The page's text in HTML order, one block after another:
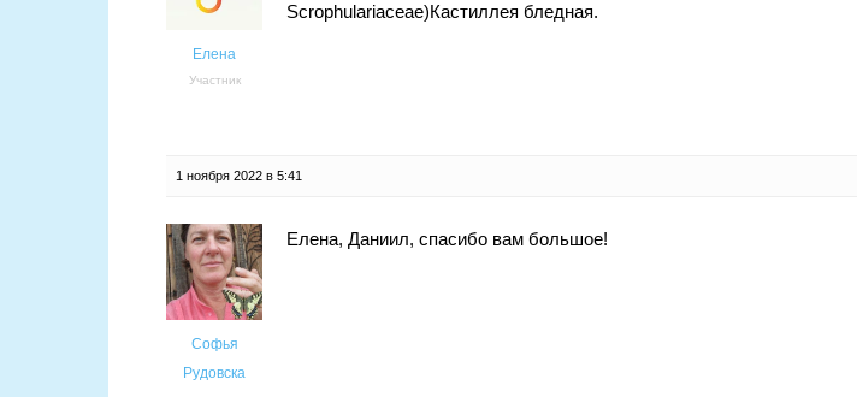
Елена
Участник
Scrophulariaceae)Кастиллея бледная.
1 ноября 2022 в 5:41
Софья
Рудовска
Елена, Даниил, спасибо вам большое!